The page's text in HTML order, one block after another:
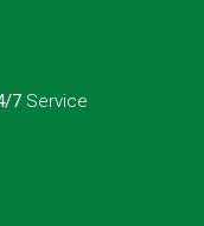
7 Service